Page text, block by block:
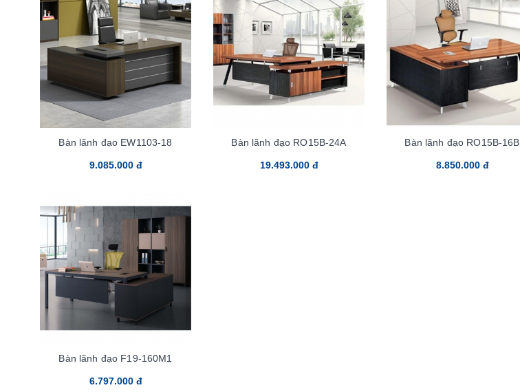
Bàn lãnh đạo EW1103-18
9.085.000 đ
Bàn lãnh đạo RO15B-24A
19.493.000 đ
Bàn lãnh đạo RO15B-16B
8.850.000 đ
Bàn lãnh đạo F19-160M1
6.797.000 đ